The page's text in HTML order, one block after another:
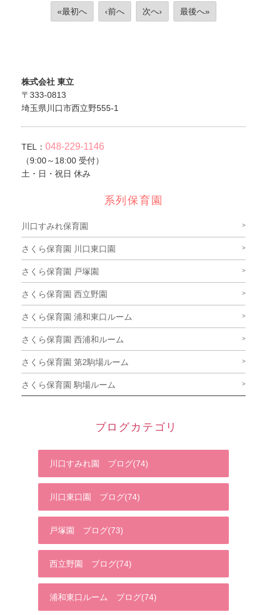
«最初へ ‹前へ 次へ› 最後へ»
株式会社 東立
〒333-0813
埼玉県川口市西立野555-1
TEL： 048-229-1146
（9:00～18:00 受付）
土・日・祝日 休み
系列保育園
川口すみれ保育園
さくら保育園 川口東口園
さくら保育園 戸塚園
さくら保育園 西立野園
さくら保育園 浦和東口ルーム
さくら保育園 西浦和ルーム
さくら保育園 第2駒場ルーム
さくら保育園 駒場ルーム
ブログカテゴリ
川口すみれ園 ブログ(74)
川口東口園 ブログ(74)
戸塚園 ブログ(73)
西立野園 ブログ(74)
浦和東口ルーム ブログ(74)